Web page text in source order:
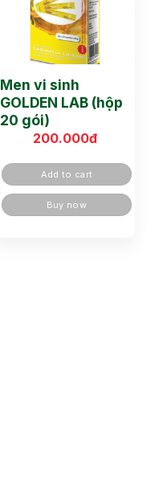
Men vi sinh
GOLDEN LAB (hộp
20 gói)
200.000đ
Add to cart
Buy now